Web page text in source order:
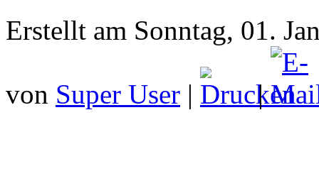
Erstellt am Sonntag, 01.
von Super User | |